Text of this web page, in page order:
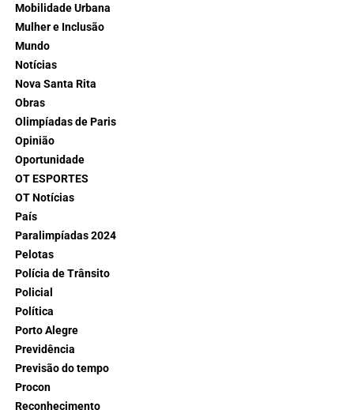
Mobilidade Urbana
Mulher e Inclusão
Mundo
Notícias
Nova Santa Rita
Obras
Olimpíadas de Paris
Opinião
Oportunidade
OT ESPORTES
OT Notícias
País
Paralimpíadas 2024
Pelotas
Polícia de Trânsito
Policial
Política
Porto Alegre
Previdência
Previsão do tempo
Procon
Reconhecimento